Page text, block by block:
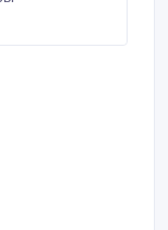
около